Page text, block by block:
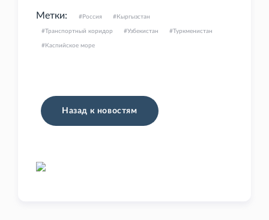
Метки: Россия Кыргызстан
Транспортный коридор Узбекистан Туркменистан
Каспийское море
Назад к новостям